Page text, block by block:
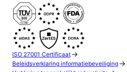
ISO 27001 Certificaat
Beleidsverklaring informatiebeveiliging